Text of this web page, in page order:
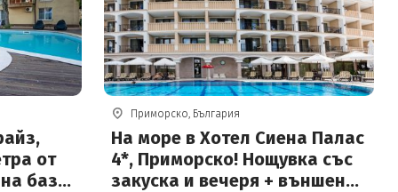
от
база
Приморско, България
На море в Хотел Сиена Палас
4*, Приморско! Нощувка със
закуска и вечеря + външен